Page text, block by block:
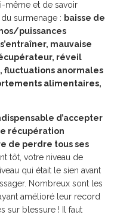
même et de savoir
surmenage : baisse de
puissances
mauvaise
réveil
fluctuations anormales
alimentaires,
d’accepter
récupération
de perdre tous ses
tôt, votre niveau de
qui était le sien avant
Nombreux sont les
amélioré leur record
sur blessure ! Il faut